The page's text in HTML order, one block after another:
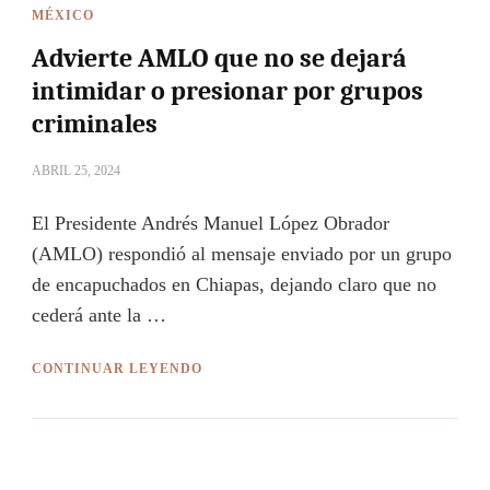
MÉXICO
Advierte AMLO que no se dejará
intimidar o presionar por grupos
criminales
ABRIL 25, 2024
El Presidente Andrés Manuel López Obrador
(AMLO) respondió al mensaje enviado por un grupo
de encapuchados en Chiapas, dejando claro que no
cederá ante la …
CONTINUAR LEYENDO